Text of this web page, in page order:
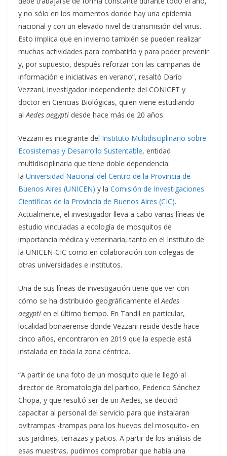
y no sólo en los momentos donde hay una epidemia
nacional y con un elevado nivel de transmisión del virus.
Esto implica que en invierno también se pueden realizar
muchas actividades para combatirlo y para poder prevenir
y, por supuesto, después reforzar con las campañas de
información e iniciativas en verano”, resaltó Darío
Vezzani, investigador independiente del CONICET y
doctor en Ciencias Biológicas, quien viene estudiando
alAedes aegypti desde hace más de 20 años.
Vezzani es integrante del Instituto Multidisciplinario sobre
Ecosistemas y Desarrollo Sustentable, entidad
multidisciplinaria que tiene doble dependencia:
la Universidad Nacional del Centro de la Provincia de
Buenos Aires (UNICEN) y la Comisión de Investigaciones
Científicas de la Provincia de Buenos Aires (CIC).
Actualmente, el investigador lleva a cabo varias líneas de
estudio vinculadas a ecología de mosquitos de
importancia médica y veterinaria, tanto en el Instituto de
la UNICEN-CIC como en colaboración con colegas de
otras universidades e institutos.
Una de sus líneas de investigación tiene que ver con
cómo se ha distribuido geográficamente elAedes
aegypti en el último tiempo. En Tandil en particular,
localidad bonaerense donde Vezzani reside desde hace
cinco años, encontraron en 2019 que la especie está
instalada en toda la zona céntrica.
“A partir de una foto de un mosquito que le llegó al
director de Bromatología del partido, Federico Sánchez
Chopa, y que resultó ser de un Aedes, se decidió
capacitar al personal del servicio para que instalaran
ovitrampas -trampas para los huevos del mosquito- en
sus jardines, terrazas y patios. A partir de los análisis de
esas muestras, pudimos comprobar que había una